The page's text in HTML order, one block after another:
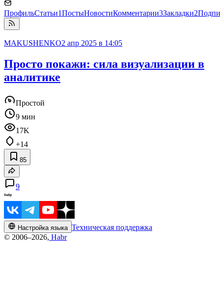
ПрофильСтатьи1ПостыНовостиКомментарии3Закладки2
MAKUSHENKO2 апр 2025 в 14:05
Просто покажи: сила визуализации в
аналитике
Простой
9 мин
17K
+14
85
9
Настройка языка Техническая поддержка
© 2006–2026, Habr